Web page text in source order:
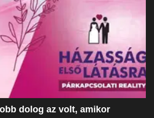
dolog az volt, amikor